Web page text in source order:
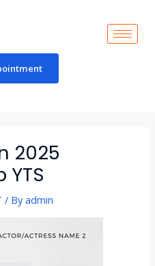
2025
YTS
/ Byadmin